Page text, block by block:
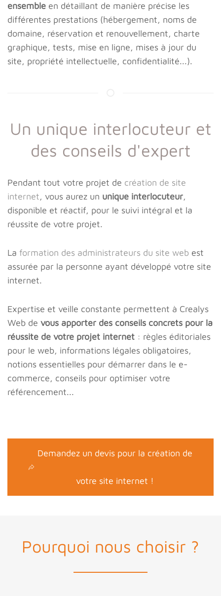
ensemble en détaillant de manière précise les
différentes prestations (hébergement, noms de
domaine, réservation et renouvellement, charte
graphique, tests, mise en ligne, mises à jour du
site, propriété intellectuelle, confidentialité...).
Un unique interlocuteur et
des conseils d'expert
Pendant tout votre projet de création de site
internet, vous aurez un unique interlocuteur,
disponible et réactif, pour le suivi intégral et la
réussite de votre projet.
La formation des administrateurs du site web est
assurée par la personne ayant développé votre site
internet.
Expertise et veille constante permettent à Crealys
Web de vous apporter des conseils concrets pour la
réussite de votre projet internet : règles éditoriales
pour le web, informations légales obligatoires,
notions essentielles pour démarrer dans le e-
commerce, conseils pour optimiser votre
référencement...
Demandez un devis pour la création de
votre site internet !
Pourquoi nous choisir ?